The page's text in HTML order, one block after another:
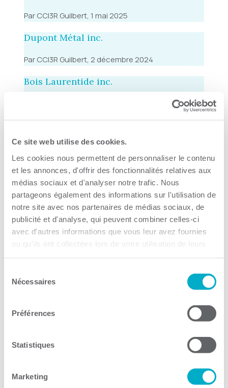
Ce site web utilise des cookies.
Les cookies nous permettent de personnaliser le contenu
et les annonces, d'offrir des fonctionnalités relatives aux
médias sociaux et d'analyser notre trafic. Nous
partageons également des informations sur l'utilisation de
notre site avec nos partenaires de médias sociaux, de
publicité et d'analyse, qui peuvent combiner celles-ci
avec d'autres informations que vous leur avez fournies
ou qu'ils ont collectées lors de votre utilisation de leurs
Nécessaires
Préférences
Statistiques
Marketing
Par CCI3R Guilbert, 1 mai 2025
Dupont Métal inc.
Par CCI3R Guilbert, 2 décembre 2024
Bois Laurentide inc.
Par CCI3R Guilbert, 18 septembre 2024
Infinition inc.
Par CCI3R Guilbert, 22 août 2024
Les industries Tekad
Par CCI3R Guilbert, 15 mai 2024
Fournier Construction Industrielle Inc.
Par CCI3R Guilbert, 29 avril 2024
Usinage Servitech